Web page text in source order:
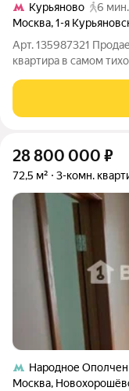
Курьяново
6 мин.
Москва,1-я
Арт. 135987321
квартира в самом
изолированные,
подсобное
28 800 000 ₽
72,5 м² 3-комн.
Народное
Москва,